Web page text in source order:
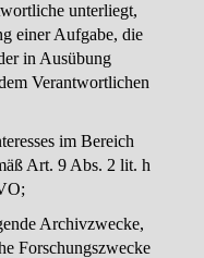
unterliegt,
einer Aufgabe, die
in Ausübung
Verantwortlichen
im Bereich
Art. 9 Abs. 2 lit. h
Archivzwecke,
Forschungszwecke